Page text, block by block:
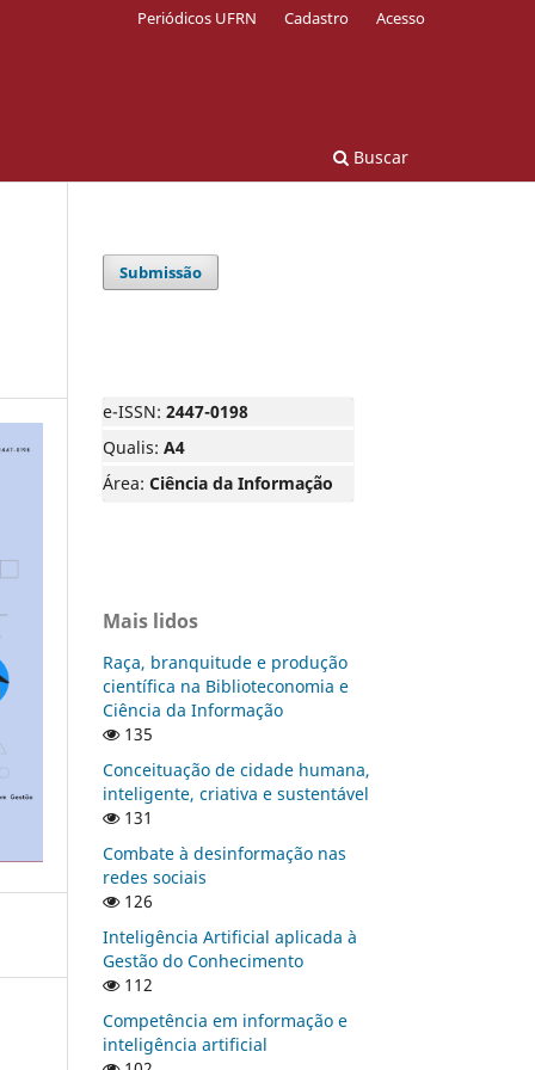
Buscar
Periódicos UFRN Cadastro Acesso
Submissão
e-ISSN: 2447-0198
Qualis: A4
Área: Ciência da Informação
Mais lidos
Raça, branquitude e produção
científica na Biblioteconomia e
Ciência da Informação
135
Conceituação de cidade humana,
inteligente, criativa e sustentável
131
Combate à desinformação nas
redes sociais
126
Inteligência Artificial aplicada à
Gestão do Conhecimento
112
Competência em informação e
inteligência artificial